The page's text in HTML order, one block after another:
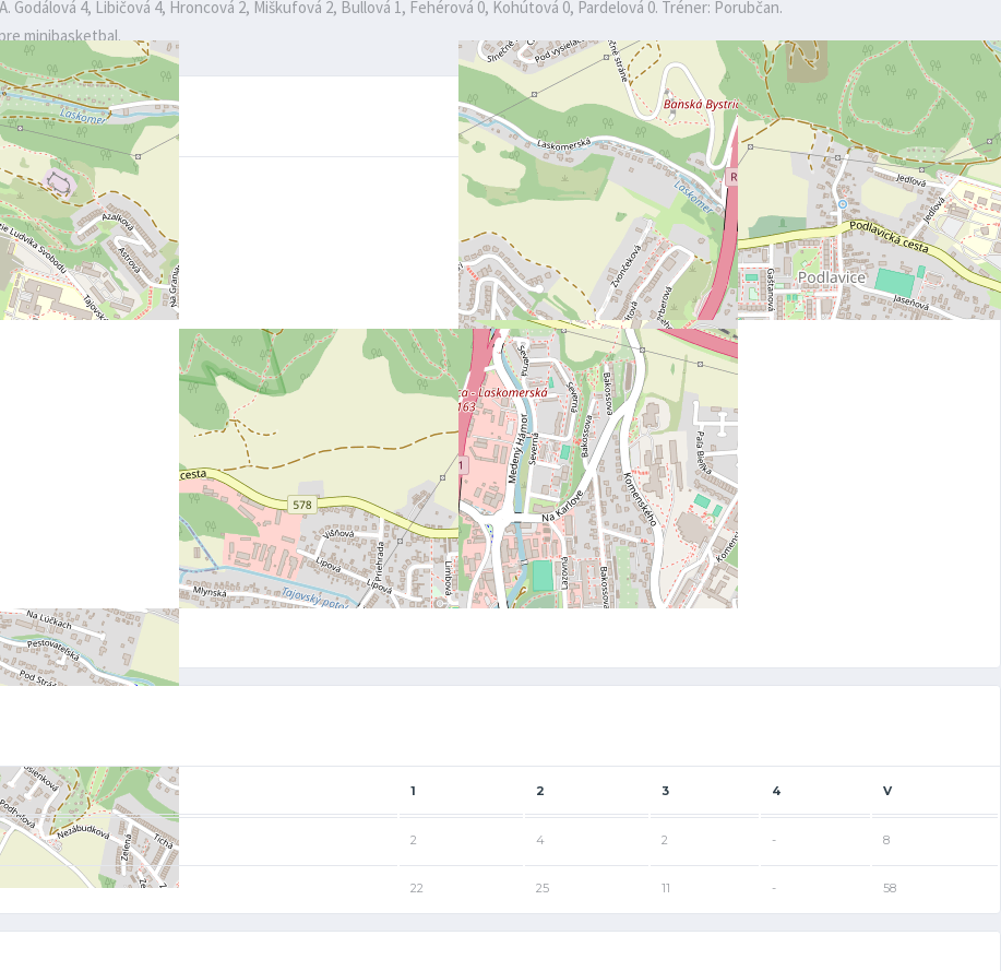
Godálová 4, Libičová 4, Hroncová 2, Miškufová 2, Bullová 1, Fehérová 0, Kohútová 0, Pardelová 0. Tréner: Porubčan.
minibasketbal.
1 2 3 4 V
2 4 2 - 8
22 25 11 - 58